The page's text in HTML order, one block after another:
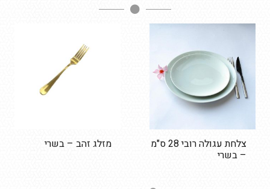
צלחת עגולה רובי 28 ס"מ
– בשרי
מזלג זהב – בשרי